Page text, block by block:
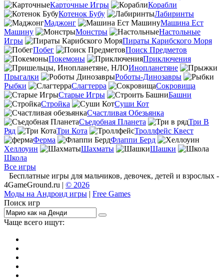
Карточные Игры
Корабли
Котенок Бубу
Лабиринты
Маджонг
Машина Ест
Машину
Монстры
Настольные
Игры
Пираты Карибского Моря
Побег
Поиск Предметов
Покемоны
Приключения
Инопланетяне
Прыгалки
Роботы-Динозавры
Рыбки
Слагтерра
Сокровища
Старые Игры
Башни
Стройка
Суши Кот
Счастливая Обезьянка
Съедобная Планета
Три В
Ряд
Три Кота
Троллфейс Квест
Ферма
Флаппи Берд
Хеллоуин
Шахматы
Шашки
Школа
Все игры
Бесплатные игры для мальчиков, девочек, детей и взрослых -
4GameGround.ru | © 2026
Моды на Андроид игры | Free Games
Поиск игр
Чаще всего ищут: